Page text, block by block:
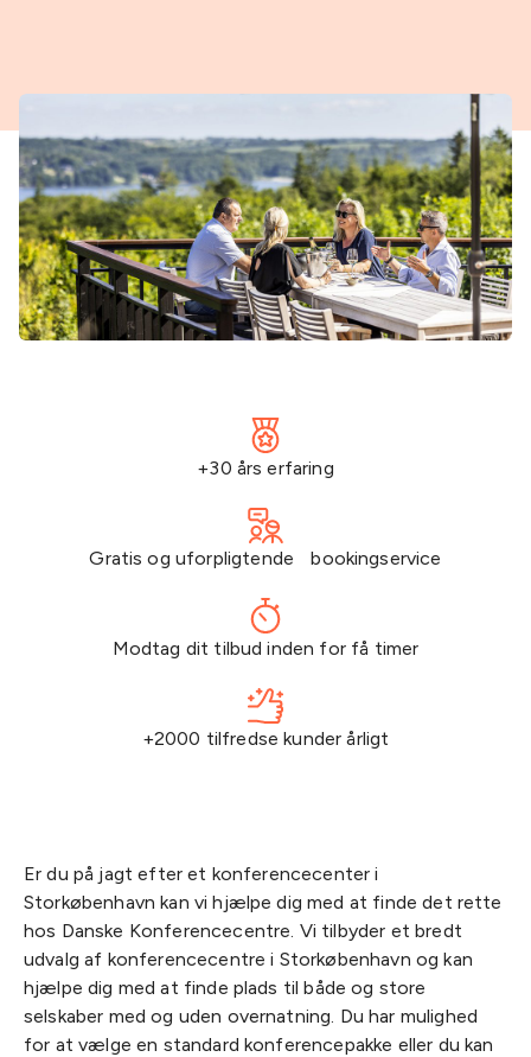
+30 års erfaring
Gratis og uforpligtende bookingservice
Modtag dit tilbud inden for få timer
+2000 tilfredse kunder årligt
Er du på jagt efter et konferencecenter i
Storkøbenhavn kan vi hjælpe dig med at finde det rette
hos Danske Konferencecentre. Vi tilbyder et bredt
udvalg af konferencecentre i Storkøbenhavn og kan
hjælpe dig med at finde plads til både og store
selskaber med og uden overnatning. Du har mulighed
for at vælge en standard konferencepakke eller du kan